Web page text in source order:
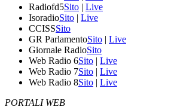
Radiofd5Sito | Live
IsoradioSito | Live
CCISSSito
GR ParlamentoSito | Live
Giornale RadioSito
Web Radio 6Sito | Live
Web Radio 7Sito | Live
Web Radio 8Sito | Live
PORTALI WEB